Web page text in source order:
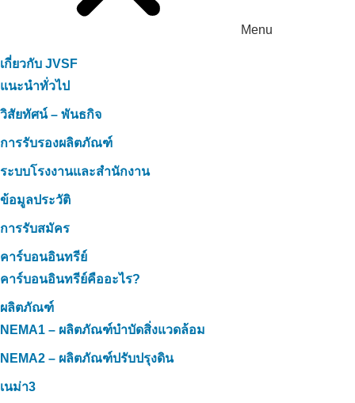
Menu
เกี่ยวกับ JVSF
แนะนำทั่วไป
วิสัยทัศน์ – พันธกิจ
การรับรองผลิตภัณฑ์
ระบบโรงงานและสำนักงาน
ข้อมูลประวัติ
การรับสมัคร
คาร์บอนอินทรีย์
คาร์บอนอินทรีย์คืออะไร?
ผลิตภัณฑ์
NEMA1 – ผลิตภัณฑ์บำบัดสิ่งแวดล้อม
NEMA2 – ผลิตภัณฑ์ปรับปรุงดิน
เนม่า3